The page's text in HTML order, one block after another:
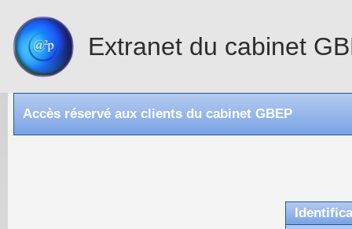
Extranet du cabinet
Accès réservé aux clients du cabinet GBEP